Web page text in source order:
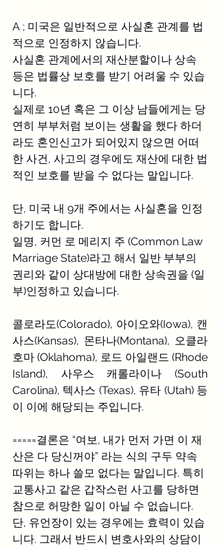
A ; 미국은 일반적으로 사실혼 관계를 법
적으로 인정하지 않습니다.
사실혼 관계에서의 재산분할이나 상속
등은 법률상 보호를 받기 어려울 수 있습
니다.
실제로 10년 혹은 그 이상 남들에게는 당
연히 부부처럼 보이는 생활을 했다 하더
라도 혼인신고가 되어있지 않으면 어떠
한 사건, 사고의 경우에도 재산에 대한 법
적인 보호를 받을 수 없다는 말입니다.
단, 미국 내 9개 주에서는 사실혼을 인정
하기도 합니다.
일명, 커먼 로 메리지 주 (Common Law
Marriage State)라고 해서 일반 부부의
권리와 같이 상대방에 대한 상속권을 (일
부)인정하고 있습니다.
콜로라도(Colorado), 아이오와(Iowa), 캔
사스(Kansas), 몬타나(Montana), 오클라
호마 (Oklahoma), 로드 아일랜드 (Rhode
Island), 사우스 캐롤라이나 (South
Carolina), 텍사스 (Texas), 유타 (Utah) 등
이 이에 해당되는 주입니다.
=====결론은 “여보, 내가 먼저 가면 이 재
산은 다 당신꺼야” 라는 식의 구두 약속
따위는 하나 쓸모 없다는 말입니다. 특히
교통사고 같은 갑작스런 사고를 당하면
참으로 허망한 일이 아닐 수 없습니다.
단, 유언장이 있는 경우에는 효력이 있습
니다. 그래서 반드시 변호사와의 상담이